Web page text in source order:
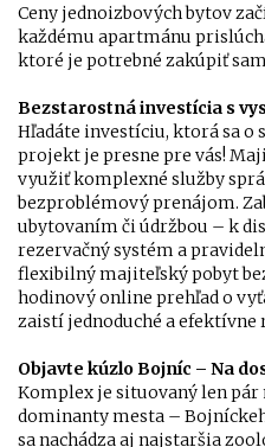
Ceny jednoizbových bytov
každému apartmánu
ktoré je potrebné zakúpiť
Bezstarostná investícia s
Hľadáte investíciu, ktorá sa o
projekt je presne pre vás!
využiť komplexné služby
bezproblémový prenájom.
ubytovaním či údržbou – k
rezervačný systém a
flexibilný majiteľský pobyt
hodinový online prehľad o
zaistí jednoduché a efektívne
Objavte kúzlo Bojníc – Na
Komplex je situovaný len pár
dominanty mesta –
sa nachádza aj najstaršia